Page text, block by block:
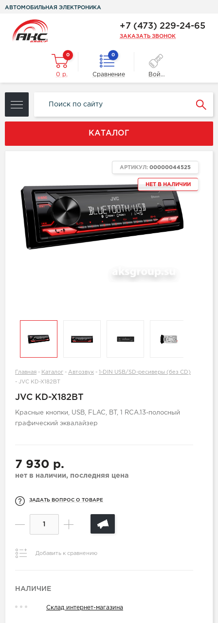
АВТОМОБИЛЬНАЯ ЭЛЕКТРОНИКА
+7 (473) 229-24-65
ЗАКАЗАТЬ ЗВОНОК
0
0 р.
0
Сравнение Войти
КАТАЛОГ
НЕТ В НАЛИЧИИ
АРТИКУЛ: 00000044525
Главная - Каталог - Автозвук -
1-DIN USB/SD-ресиверы (без CD)
- JVC KD-X182BT
JVC KD-X182BT
Красные кнопки, USB, FLAC, BT, 1 RCA.13-полосный
графический эквалайзер
7 930 р.
нет в наличии, последняя цена
ЗАДАТЬ ВОПРОС О ТОВАРЕ
Добавить к сравнению
НАЛИЧИЕ
Склад интернет-магазина